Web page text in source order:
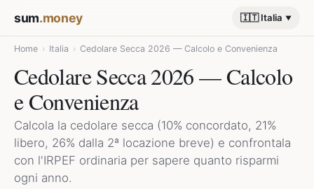
sum.money 🇮🇹 Italia
Home › Italia › Cedolare Secca 2026 — Calcolo e Convenienza
Cedolare Secca 2026 — Calcolo
e Convenienza
Calcola la cedolare secca (10% concordato, 21%
libero, 26% dalla 2ª locazione breve) e confrontala
con l'IRPEF ordinaria per sapere quanto risparmi
ogni anno.